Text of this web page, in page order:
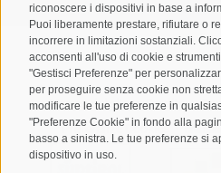
riconoscere i dispositivi in base a
Puoi liberamente prestare, rifiutare o
incorrere in limitazioni sostanziali.
acconsenti all'uso di cookie e
"Gestisci Preferenze" per
per proseguire senza cookie non
modificare le tue preferenze in
"Preferenze Cookie" in fondo alla
basso a sinistra. Le tue preferenze si
dispositivo in uso.
Mappa del sito • Credits •
Preferenze Cookies •